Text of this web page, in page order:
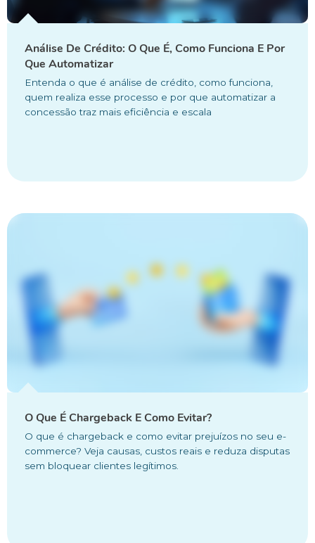
Análise De Crédito: O Que É, Como Funciona E Por
Que Automatizar
Entenda o que é análise de crédito, como funciona,
quem realiza esse processo e por que automatizar a
concessão traz mais eficiência e escala
O Que É Chargeback E Como Evitar?
O que é chargeback e como evitar prejuízos no seu e-
commerce? Veja causas, custos reais e reduza disputas
sem bloquear clientes legítimos.